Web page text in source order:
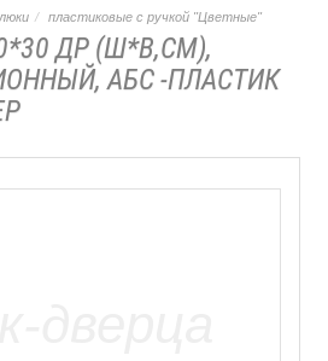
пластиковые с ручкой "Цветные"
ДР (Ш*В,СМ),
АБС -ПЛАСТИК